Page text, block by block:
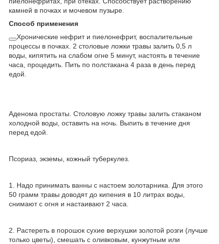
камней в почках и мочевом пузыре.
Способ применения
Хронические нефрит и пиелонефрит, воспалительные
процессы в почках. 2 столовые ложки травы залить 0,5 л
воды, кипятить на слабом огне 5 минут, настоять в течение
часа, процедить. Пить по полстакана 4 раза в день перед
едой.
Аденома простаты. Столовую ложку травы залить стаканом
холодной воды, оставить на ночь. Выпить в течение дня
перед едой.
Псориаз, экземы, кожный туберкулез.
1. Надо принимать ванны с настоем золотарника. Для этого
50 грамм травы доводят до кипения в 10 литрах воды,
снимают с огня и настаивают 2 часа.
2. Растереть в порошок сухие верхушки золотой розги (лучше
только цветы), смешать с оливковым, кунжутным или